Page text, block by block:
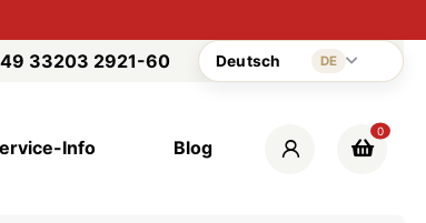
33203 2921-60 Deutsch DE
Info Blog
0